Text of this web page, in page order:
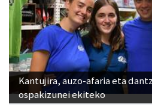
Kantujira, auzo-afaria eta
ospakizunei ekiteko